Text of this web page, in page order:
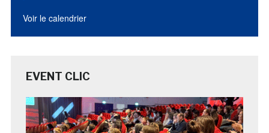
Voir le calendrier
EVENT CLIC